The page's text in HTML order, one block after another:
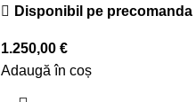
Disponibil pe precomanda
1.250,00 €
Adaugă în coș